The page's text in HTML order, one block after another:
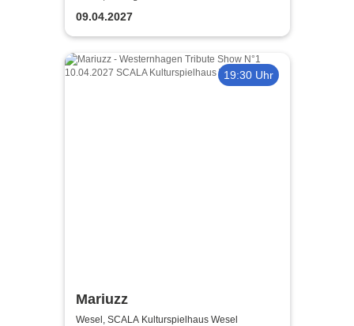
09.04.2027
19:30 Uhr
Mariuzz
Wesel, SCALA Kulturspielhaus Wesel